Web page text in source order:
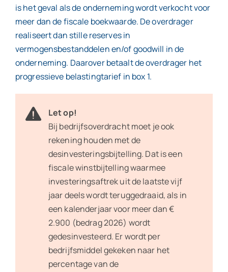
is het geval als de onderneming wordt verkocht voor
meer dan de fiscale boekwaarde. De overdrager
realiseert dan stille reserves in
vermogensbestanddelen en/of goodwill in de
onderneming. Daarover betaalt de overdrager het
progressieve belastingtarief in box 1.
Let op!
Bij bedrijfsoverdracht moet je ook
rekening houden met de
desinvesteringsbijtelling. Dat is een
fiscale winstbijtelling waarmee
investeringsaftrek uit de laatste vijf
jaar deels wordt teruggedraaid, als in
een kalenderjaar voor meer dan €
2.900 (bedrag 2026) wordt
gedesinvesteerd. Er wordt per
bedrijfsmiddel gekeken naar het
percentage van de